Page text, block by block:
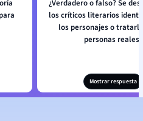
¿Verdadero o falso? Se
los críticos literarios
los personajes o
personas reales.
Mostrar respuesta